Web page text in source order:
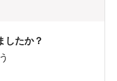
したか？